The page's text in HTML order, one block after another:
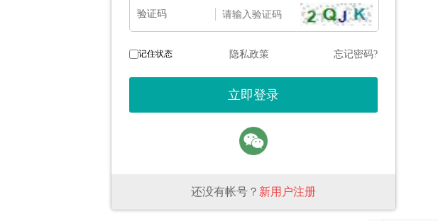
验证码
记住状态 隐私政策 忘记密码?
还没有帐号？ 新用户注册